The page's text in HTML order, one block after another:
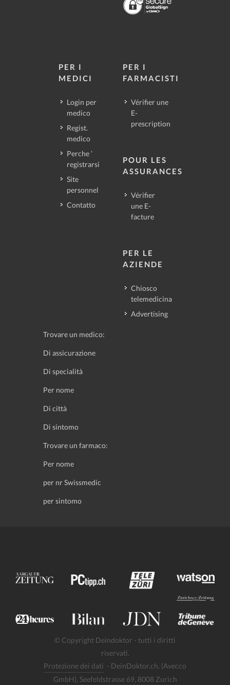
PER I
MEDICI
Login per
medico
Regist.
medico
Perche ’
registrarsi
Site
personnel
Contatto
PER I
FARMACISTI
Vérifier une
E-
prescription
POUR LES
ASSURANCES
Vérifier
une E-
facture
PER LE
AZIENDE
Chiosco
telemedicina
Advertising
Trovare un medico:
Di assicurazione
Di specialità
Per nome
Di città
Di sintomo
Trovare un farmaco:
Per nome
per nr Swissmedic
per sintomo
© Copyright Deindoktor - tutti i diritti
riservati.
Protezione dei dati - DeinDoktor.ch, (Avecco
GmbH), Seefeldstrasse 69, 8008 Zurich